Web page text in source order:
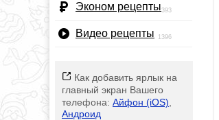
Эконом рецепты393
Видео рецепты 1396
Как добавить ярлык на
главный экран Вашего
телефона: Айфон (iOS)
Андроид